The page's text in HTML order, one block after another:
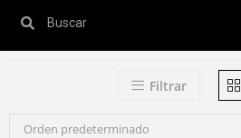
Filtrar
Orden predeterminado